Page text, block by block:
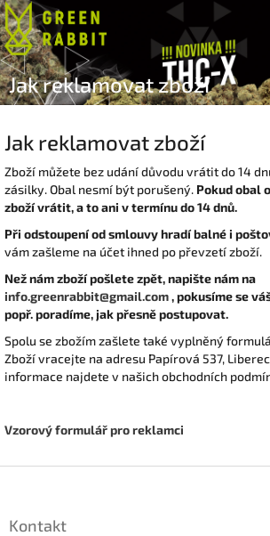
Přejít
na
obsah
Jak reklamovat zboží
Jak reklamovat zboží
Zboží můžete bez udání důvodu vrátit do 14
zásilky. Obal nesmí být porušený. Pokud obal
zboží vrátit, a to ani v termínu do 14 dnů.
Při odstoupení od smlouvy hradí balné i
vám zašleme na účet ihned po převzetí zboží.
Než nám zboží pošlete zpět, napište nám na
info.greenrabbit@gmail.com, pokusíme se
popř. poradíme, jak přesně postupovat.
Spolu se zbožím zašlete také vyplněný
Zboží vracejte na adresu Papírová 537,
informace najdete v našich obchodních
Vzorový formulář pro reklamci
Kontakt